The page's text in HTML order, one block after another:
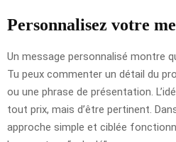
Personnalisez votre
Un message personnalisé montre
Tu peux commenter un détail du
ou une phrase de présentation.
tout prix, mais d’être pertinent.
approche simple et ciblée